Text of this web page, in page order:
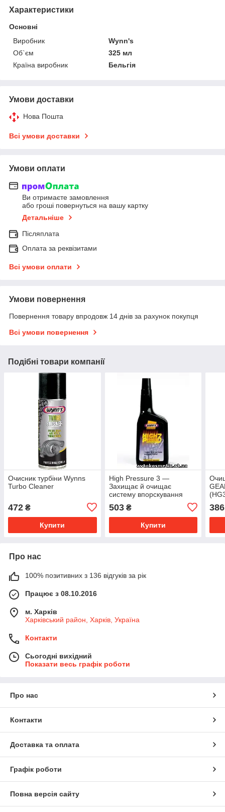
Характеристики
Основні
Виробник
Wynn's
Об`єм
325 мл
Країна виробник
Бельгія
Умови доставки
Нова Пошта
Всі умови доставки
Умови оплати
Ви отримаєте замовлення
або гроші повернуться на вашу картку
Детальніше
Післяплата
Оплата за реквізитами
Всі умови оплати
Умови повернення
Повернення товару впродовж 14 днів за рахунок покупця
Всі умови повернення
Подібні товари компанії
Очисник турбіни Wynns
Turbo Cleaner
472 ₴
Купити
High Pressure 3 —
Захищає й очищає
систему впорскування
503₴
Купити
386
Про нас
100% позитивних з 136 відгуків за рік
Працює з 08.10.2016
м. Харків
Харківський район, Харків, Україна
Контакти
Сьогодні вихідний
Показати весь графік роботи
Про нас
Контакти
Доставка та оплата
Графік роботи
Повна версія сайту